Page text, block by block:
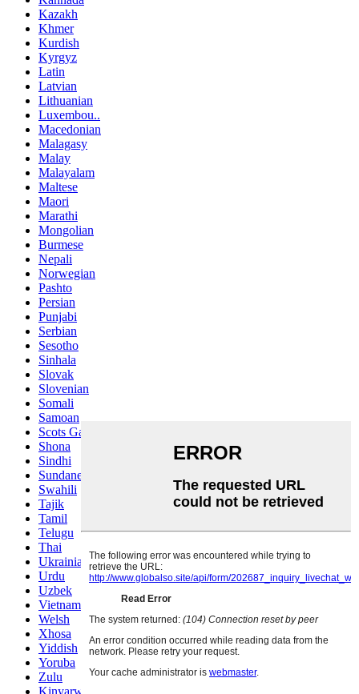
Kazakh
Khmer
Kurdish
Kyrgyz
Latin
Latvian
Lithuanian
Luxembou..
Macedonian
Malagasy
Malay
Malayalam
Maltese
Maori
Marathi
Mongolian
Burmese
Nepali
Norwegian
Pashto
Persian
Punjabi
Serbian
Sesotho
Sinhala
Slovak
Slovenian
Somali
Samoan
Scots Gaelic
Shona
Sindhi
Sundanese
Swahili
Tajik
Tamil
Telugu
Thai
Ukrainian
Urdu
Uzbek
Vietnamese
Welsh
Xhosa
Yiddish
Yoruba
Zulu
Kinyarwanda